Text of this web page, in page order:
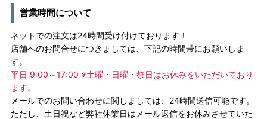
営業時間について
ネットでの注文は24時間受け付けております！
店舗へのお問合せにつきましては、下記の時間帯にお願いしま
す。
平日 9:00～17:00 ※土曜・日曜・祭日はお休みをいただいており
ます。
メールでのお問い合わせに関しましては、24時間送信可能です。
ただし、土日祝など弊社休業日はメール返信をお休みさせていた